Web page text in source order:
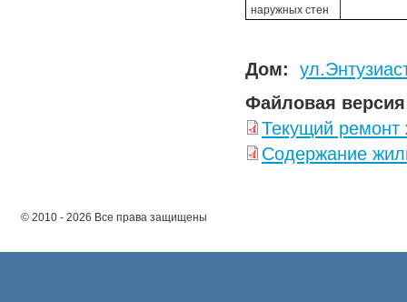
наружных стен
Дом:
Файловая
Текущий ремонт
Содержание
© 2010 - 2026 Все права защищены